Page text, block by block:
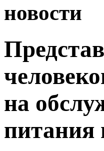
новости
на
питания